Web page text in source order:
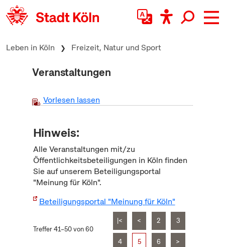
zum Inhalt springen
Leben in Köln Freizeit, Natur und Sport
Veranstaltungen
Vorlesen lassen
Hinweis:
Alle Veranstaltungen mit/zu
Öffentlichkeitsbeteiligungen in Köln finden
Sie auf unserem Beteiligungsportal
"Meinung für Köln".
Beteiligungsportal "Meinung für Köln"
Treffer 41–50 von 60
|< < 2 3
4 5 6 >